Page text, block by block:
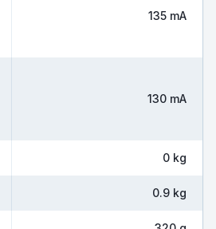
135 mA
130 mA
0 kg
0.9 kg